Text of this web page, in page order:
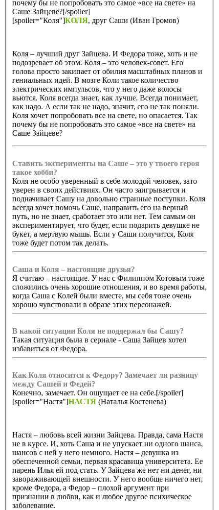
почему бы не попробовать это самое «все на свете» на
Саше Зайцеве?[/spoiler]
[spoiler="Коля"]КОЛЯ, друг Саши (Иван Громов)
Коля – лучший друг Зайцева. И Федора тоже, хоть и не
подозревает об этом. Коля – это человек-совет. Его
голова просто закипает от обилия масштабных планов и
гениальных идей. В мозге Коли такое количество
электрических импульсов, что у него даже волосы
вьются. Коля всегда знает, как лучше. Всегда понимает,
как надо. А если так не надо, значит, его не так поняли.
Коля хочет попробовать все на свете, но опасается. Так
почему бы не попробовать это самое «все на свете» на
Саше Зайцеве?
Ставить эксперименты на Саше – это у твоего героя
такое хобби?
Коля не особо уверенный в себе молодой человек, зато
уверен в своих действиях. Он часто заигрывается и
подначивает Сашу на довольно странные поступки. Коля
всегда хочет помочь Саше, направить его на верный
путь, но не знает, сработает это или нет. Тем самым он
экспериментирует, что будет, если подарить девушке не
букет, а мертвую мышь. Если у Саши получится, Коля
тоже будет потом так делать.
Саша и Коля – настоящие друзья?
Я считаю – настоящие. У нас с Филиппом Котовым тоже
сложились очень хорошие отношения, и во время работы,
когда Саша с Колей были вместе, мы себя тоже очень
хорошо чувствовали в образе этих персонажей.
В какой ситуации Коля не поддержал бы Сашу?
Такая ситуация была в сериале - Саша Зайцев хотел
избавиться от Федора.
Как Коля относится к Федору? Замечает ли разницу
между Сашей и Федей?
Конечно, замечает. Он ощущает ее на себе.[/spoiler]
[spoiler="Настя"]НАСТЯ (Наталья Костенева)
Настя – любовь всей жизни Зайцева. Правда, сама Настя
не в курсе. И, хоть Саша и не упускает ни одного шанса,
шансов с ней у него немного. Настя – девушка из
обеспеченной семьи, первая красавица университета. Ее
парень Илья ей под стать. У Зайцева же нет ни денег, ни
завораживающей внешности. У него вообще ничего нет,
кроме Федора, а Федор – плохой аргумент при
признании в любви, как и любое другое психическое
заболевание.